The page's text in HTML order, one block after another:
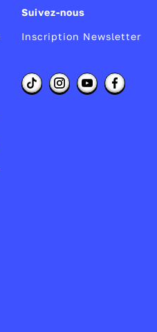
Suivez-nous
Inscription Newsletter